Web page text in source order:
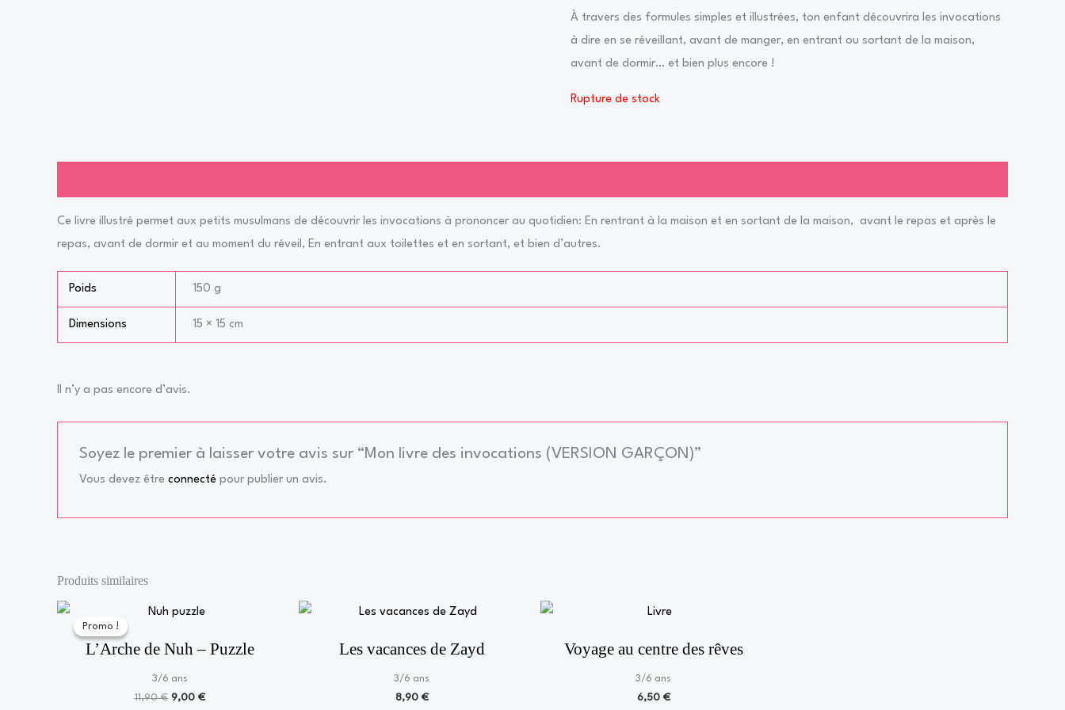
À travers des formules simples et illustrées, ton enfant découvrira les invocations
à dire en se réveillant, avant de manger, en entrant ou sortant de la maison,
avant de dormir… et bien plus encore !
Rupture de stock
Ce livre illustré permet aux petits musulmans de découvrir les invocations à prononcer au quotidien: En rentrant à la maison et en sortant de la maison, avant le repas et après le
repas, avant de dormir et au moment du réveil, En entrant aux toilettes et en sortant, et bien d’autres.
Poids 150 g
Dimensions 15 × 15 cm
Il n’y a pas encore d’avis.
Soyez le premier à laisser votre avis sur “Mon livre des invocations (VERSION GARÇON)”
Vous devez être connectépour publier un avis.
Produits similaires
Promo !
Promo !
L’Arche de Nuh – Puzzle
3/6 ans
11,90€
prix
était :
9,00 €
est :
Les vacances de Zayd
3/6 ans
8,90 €
Voyage au centre des rêves
3/6 ans
6,50 €